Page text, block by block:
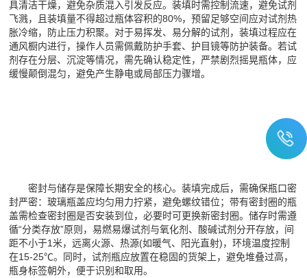
具清洁干燥，避免杂质混入引发反应。装填时需控制流速，避免试剂
飞溅，且装填量不得超过瓶体容积的80%，预留足够空间应对试剂热
胀冷缩，防止压力积聚。对于易挥发、易分解的试剂，装填过程应在
通风橱内进行，操作人员需佩戴防护手套、护目镜等防护装备。若试
剂存在分层、沉淀等情况，需先确认稳定性，严禁剧烈摇晃瓶体，应
缓慢颠倒混匀，避免产生静电或局部压力骤增。
密封与储存是保障长期安全的核心。装填完成后，需确保瓶口密
封严密：玻璃瓶盖应均匀用力拧紧，避免螺纹错位；带有密封圈的瓶
盖需检查密封圈是否安装到位，必要时可更换新密封圈。储存时需遵
循“分类存放”原则，易燃易爆试剂与氧化剂、酸碱试剂分开存放，间
距不小于1米，远离火源、热源(如暖气、阳光直射)，环境温度控制
在15-25℃。同时，试剂瓶应放置在稳固的货架上，避免堆叠过高，
瓶身标签朝外，便于识别和取用。